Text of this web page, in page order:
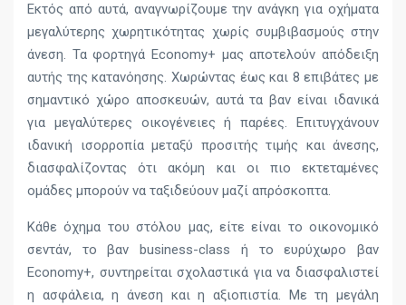
Εκτός από αυτά, αναγνωρίζουμε την ανάγκη για οχήματα
μεγαλύτερης χωρητικότητας χωρίς συμβιβασμούς στην
άνεση. Τα φορτηγά Economy+ μας αποτελούν απόδειξη
αυτής της κατανόησης. Χωρώντας έως και 8 επιβάτες με
σημαντικό χώρο αποσκευών, αυτά τα βαν είναι ιδανικά
για μεγαλύτερες οικογένειες ή παρέες. Επιτυγχάνουν
ιδανική ισορροπία μεταξύ προσιτής τιμής και άνεσης,
διασφαλίζοντας ότι ακόμη και οι πιο εκτεταμένες
ομάδες μπορούν να ταξιδεύουν μαζί απρόσκοπτα.
Κάθε όχημα του στόλου μας, είτε είναι το οικονομικό
σεντάν, το βαν business-class ή το ευρύχωρο βαν
Economy+, συντηρείται σχολαστικά για να διασφαλιστεί
η ασφάλεια, η άνεση και η αξιοπιστία. Με τη μεγάλη